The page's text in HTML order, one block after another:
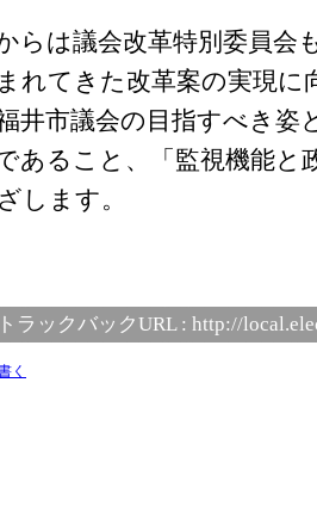
らは議会改革特別委員会
れてきた改革案の実現に
井市議会の目指すべき姿
あること、「監視機能と
します。
トラックバックURL : http://
く